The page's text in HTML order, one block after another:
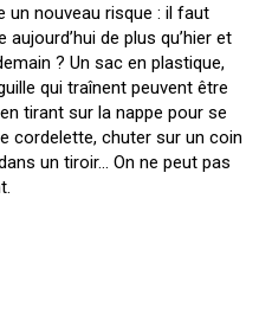
un nouveau risque : il faut
de plus qu’hier et
? Un sac en plastique,
qui traînent peuvent être
tirant sur la nappe pour se
cordelette, chuter sur un coin
un tiroir… On ne peut pas